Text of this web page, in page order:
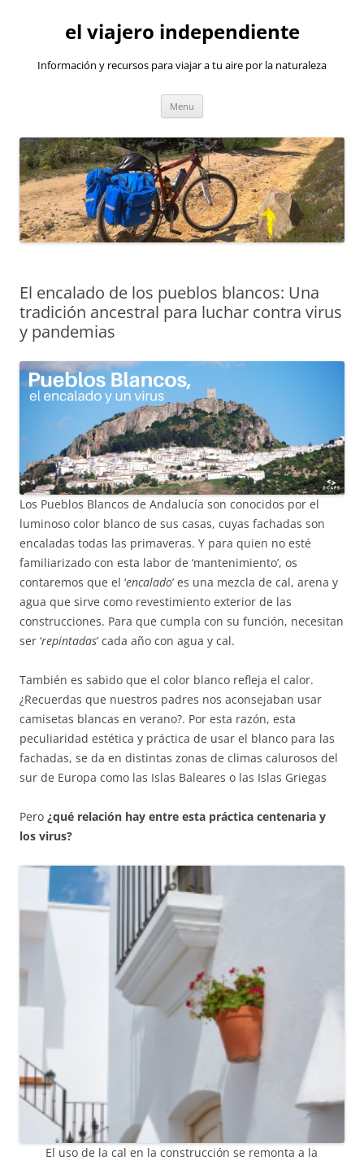
el viajero independiente
Información y recursos para viajar a tu aire por la naturaleza
Menu
El encalado de los pueblos blancos: Una
tradición ancestral para luchar contra virus
y pandemias
Los Pueblos Blancos de Andalucía son conocidos por el
luminoso color blanco de sus casas, cuyas fachadas son
encaladas todas las primaveras. Y para quien no esté
familiarizado con esta labor de ‘mantenimiento’, os
contaremos que el ‘encalado’ es una mezcla de cal, arena y
agua que sirve como revestimiento exterior de las
construcciones. Para que cumpla con su función, necesitan
ser ‘repintadas’ cada año con agua y cal.
También es sabido que el color blanco refleja el calor.
¿Recuerdas que nuestros padres nos aconsejaban usar
camisetas blancas en verano?. Por esta razón, esta
peculiaridad estética y práctica de usar el blanco para las
fachadas, se da en distintas zonas de climas calurosos del
sur de Europa como las Islas Baleares o las Islas Griegas
Pero ¿qué relación hay entre esta práctica centenaria y
los virus?
El uso de la cal en la construcción se remonta a la